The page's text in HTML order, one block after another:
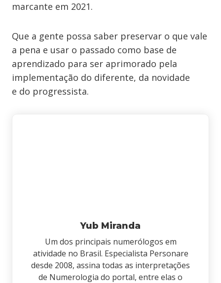
marcante em 2021.
Que a gente possa saber preservar o que vale
a pena e usar o passado como base de
aprendizado para ser aprimorado pela
implementação do diferente, da novidade
e do progressista.
Yub Miranda
Um dos principais numerólogos em
atividade no Brasil. Especialista Personare
desde 2008, assina todas as interpretações
de Numerologia do portal, entre elas o